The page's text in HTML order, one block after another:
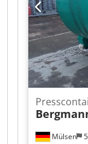
Mülsen